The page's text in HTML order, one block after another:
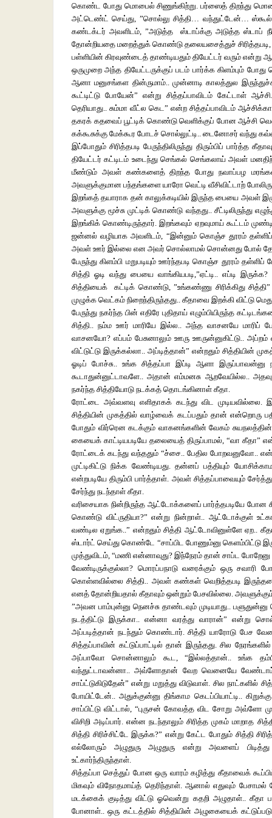
கொண்ட போது மொபைல் சிணுங்கிற்று. பர்ஸைத் திறந்து
அட்டெண்ட் செய்து, ”சொல்லு சித்தி… வந்துட்டேன்…
கண்டக்டர் அவளிடம், ”அடுத்த ஸ்டாப்க்கு அடுத்த ஸ்டாப்
தோன்றியதை மறைத்துக் கொண்டு தலையசைத்துச்
பள்ளியின் கிரவுண்டைத் தாண்டியதும் தியேட்டர் வரும்
ஒருமுறை அந்த தியேட்டருக்குப் படம் பார்க்க கிளம்பும்
ஆனா மனுசங்கள தின்ருமாம்.. முன்னாடி காலத்துல
கூட்டிட்டு போயேன்” என்று சித்தப்பாவிடம் கேட்டாள்
தெரியாது.. சும்மா வீட்ல கெட” என்ற சித்தப்பாவிடம்
தகரக் கதவைப் பூட்டிக் கொண்டு வெளிக்குப் போன ஆச்சி
கக்கூசுக்கு மேக்கூர போடச் சொல்லுட்டி.. டைனோசர் வந்து
இப்போதும் சிரித்தபடி பேருந்திலிருந்து திரும்பிப் பார்த்த
தியேட்டர் கட்டிடம் உடைந்து செங்கல் செங்கலாய் அவள்
மீண்டும் அவள் கண்களைத் திறந்த போது நவாப்பழ
அவளுக்குமான பந்தங்களை யாரோ வெட்டி வீசிவிட்டாற்
இறங்கத் தயாராக தன் காலுக்கடியில் இருந்த பையை அவள்
அவளுக்கு மூச்சு முட்டிக் கொண்டு வந்தது.. சீட்டிலிருந்து
இறங்கிக் கொண்டிருந்தார். இறங்கவும் ஏறவுமாய் கூட்டம்
ஜன்னல் வழியாக அவளிடம், “இன்னும் கொஞ்ச தூரம் தள்ளிப்
அவள் ஊர் இல்லை என அவர் சொல்லாமல் சொன்னது போல்
பேருந்து கிளம்பி மறுபடியும் ஊர்ந்தபடி கொஞ்ச தூரம்
சித்தி ஓடி வந்து பையை வாங்கியபடி,”ஏட்டி.. எப்டி
சித்தியைக் கட்டிக் கொண்டு, ”உங்கண்ணு சிரிக்கிது
முழுக்க வெட்கம் நிறைந்திருந்தது.. கீதாவை இறக்கி விட்டு
பேருந்து நகர்ந்த பின் எதிரே புதிதாய் எழும்பியிருந்த
சித்தி.. நம்ம ஊர் மாரியே இல்ல.. அந்த வாசனயே மாரிப்
வாசனயோ? எப்பம் பேசுனாலும் ஊரு ஊருன்னுகிட்டு..
விட்டுட்டு இருக்கல்லா.. அப்டித்தான்” என்றதும் சித்தியின்
ஓடிப் போச்சு.. உங்க சித்தப்பா இப்டி ஆளா
கூடாதுன்னுட்டாவளே.. அதான் எம்மனசு ஆறவேயில்ல..
நகர்ந்த சித்தியோடு நடக்கத் தொடங்கினாள் கீதா.
ரோட்டை அவ்வளவு எளிதாகக் கடந்து விட முடியவில்லை.
சித்தியின் முகத்தில் வாழ்வைக் கடப்பதும் தான் என்றொரு
போதும் விர்ரென கடக்கும் வாகனங்களின் வேகம்
கையைக் காட்டியபடியே தலையைத் திருப்பாமல், “வா கீதா”
ரோட்டைக் கடந்து வந்ததும் “ச்சை.. பேதில போறவனுவோ..
முட்டிகிட்டு நிக்க வேண்டியது. தன்னப் பத்தியும்
என்றபடியே திரும்பி பார்த்தாள். அவள் சித்தப்பாவையும்
சேர்ந்து நடந்தாள் கீதா.
வரிசையாக நின்றிருந்த ஆட்டோக்களைப் பார்த்தபடியே போன
கொண்டு விட்ருதியா?” என்று நின்றாள்.. ஆட்டோக்குள்
வண்டில ஏறுங்க..” என்றதும் சித்தி ஆட்டோவினுள்ளே ஏற..
ஸ்டார்ட் செய்து கொண்டே “சாப்பிட போணும்னு கெளம்பிட்டு
முத்துவிடம், “மணி என்னாவுது? இந்நேரம் தான் சாப்ட
வேண்டிருக்குல்லா? மொரப்பநாடு வரைக்கும் ஒரு சவாரி
கொள்ளவில்லை சித்தி.. அவள் கண்கள் வெறித்தபடி
எனத் தோன்றியதால் கீதாவும் ஒன்றும் பேசவில்லை. அவளுக்கும்
”அவன பாம்புன்னு நெனச்சு தாண்டவும் முடியாது.. பளுதுன்னு
நடத்திட்டு இருக்கா.. என்னா வரத்து வாரான்” என்று
அப்படித்தான் நடந்தும் கொண்டார். சித்தி யாரோடு
சித்தப்பாவின் கட்டுப்பாட்டில் தான் இருந்தது. சில
அப்பாவோ சொன்னாலும் கூட, “இல்லத்தான்.. உங்க தம்பி
வந்துட்டாவன்னா.. அவ்ளோதான் வேற வெனையே வேண்டாம்..
சாப்ட்டுகிடுதேன்” என்று மறுத்து விடுவாள். சில நாட்களில்
போயிட்டேன்.. அதுக்குன்னு திங்காம கெடப்பியாட்டி..
சாப்பிட்டு விட்டால், “புருசன் கோவத்த விட சோறு அவ்ளோ
விசிறி அடிப்பார். என்ன நடந்தாலும் சிரித்த முகம் மாறாத
சித்தி சிரிச்சிட்டே இருக்க?” என்று கேட்ட போதும்
எல்லோரும் அழுதுரு அழுதுரு என்று அவளைப்
உட்கார்ந்திருந்தாள்.
சித்தப்பா செத்துப் போன ஒரு வாரம் கழித்து கீதாவைக்
மிகவும் விநோதமாய்த் தெரிந்தாள். ஆனால் எதுவும்
மடக்கைக் குடித்து விட்டு ஓவென்று கதறி அழுதாள்.. கீதா
போனாள்.. ஒரு கட்டத்தில் சித்தியின் அழுகையைக்